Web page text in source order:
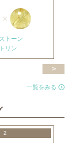
トーン
リン
>
一覧をみる
2